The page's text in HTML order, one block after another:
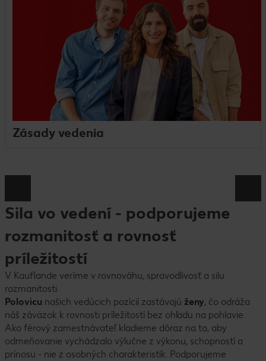
Zásady vedenia
Sila vo vedení - podporujeme
rozmanitosť a rovnosť
príležitostí
V Kauflande veríme v rovnováhu, spravodlivosť a silu
rozmanitosti.
Polovicu našich vedúcich pozícií zastávajú ženy, čo odráža
náš záväzok k rovnosti príležitostí bez ohľadu na pohlavie.
Ako férový zamestnávateľ kladieme dôraz na to, aby
odmeňovanie vychádzalo výlučne z výkonu, schopností a
prínosu - nie z osobných charakteristík. Podporujeme